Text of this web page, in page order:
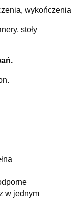
wykończenia
stoły
w jednym